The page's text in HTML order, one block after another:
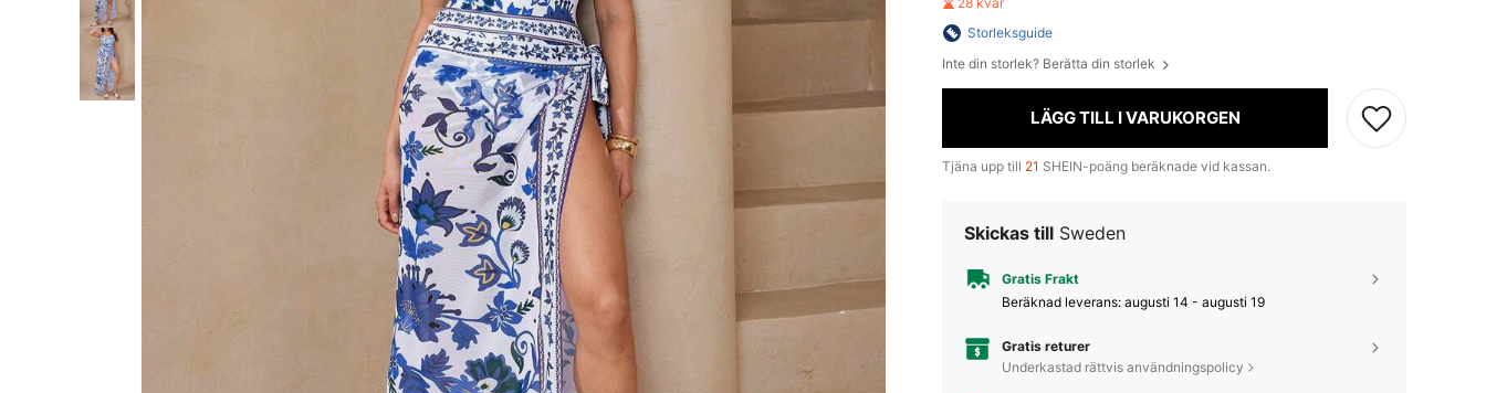
Storleksguide
Inte din storlek? Berätta din storlek
LÄGG TILL I VARUKORGEN
Tjäna upp till 21 SHEIN-poäng beräknade vid kassan.
Skickas till Sweden
Gratis Frakt
Beräknad leverans: augusti 14 - augusti 19
Gratis returer
Underkastad rättvis användningspolicy